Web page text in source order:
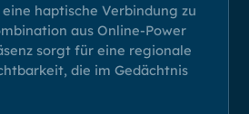
haptische Verbindung zu
aus Online-Power
sorgt für eine regionale
die im Gedächtnis